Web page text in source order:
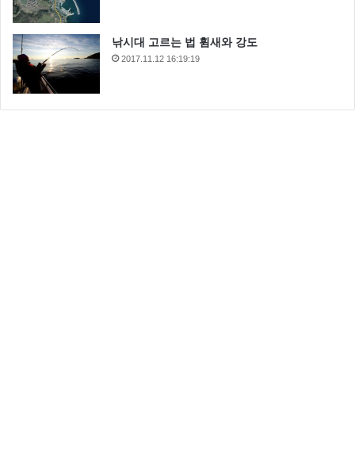
낚시대 고르는 법 휨새와 강도
2017.11.12 16:19:19